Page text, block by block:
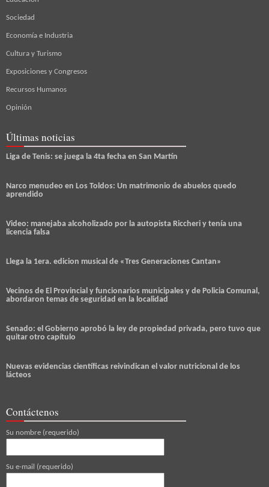
Sociedad
Economía e Industria
Cultura y Turismo
Exposiciones y Congresos
Recursos Humanos
Opinión
Últimas noticias
Liga de Tenis: se juega la 4ta fecha en San Martín
Narco menudeo en Los Toldos: Un matrimonio de abuelos quedo
aprendido
Video: manejaba alcoholizado por la autopista Riccheri y tenía una
licencia falsa
Llega la 1era. edicion musical de «Tres Generaciones Cantan»
Vecinos de El Provincial y funcionarios municipales y de Policia Comunal,
abordaron temas de seguridad en la localidad
Senado: el Gobierno aprobó la ley de propiedad privada, pero tuvo que
quitar otro capítulo
Nuevas evidencias científicas reivindican el valor nutricional de los
lácteos
Contáctenos
Su nombre (requerido)
Su e-mail (requerido)